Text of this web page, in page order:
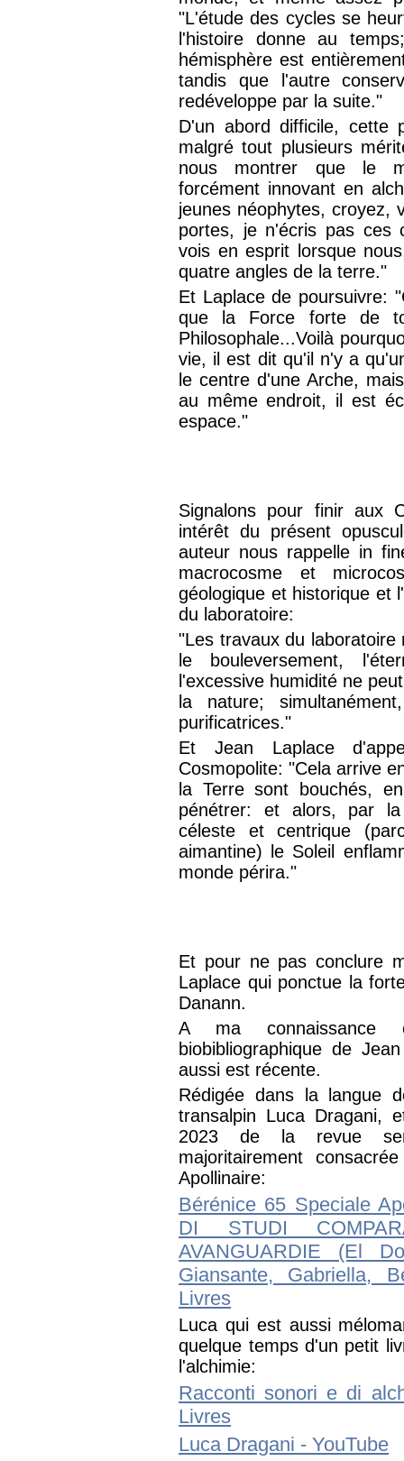
"L'étude des cycles se
l'histoire donne au
hémisphère est
tandis que l'autre
redéveloppe par la suite."
D'un abord difficile, cette
malgré tout plusieurs
nous montrer que le
forcément innovant en
jeunes néophytes, croyez,
portes, je n'écris pas ces
vois en esprit lorsque
quatre angles de la terre."
Et Laplace de poursuivre:
que la Force forte de
Philosophale...Voilà
vie, il est dit qu'il n'y a
le centre d'une Arche,
au même endroit, il est
espace."
Signalons pour finir aux
intérêt du présent
auteur nous rappelle in
macrocosme et
géologique et historique et
du laboratoire:
"Les travaux du
le bouleversement,
l'excessive humidité ne
la nature;
purificatrices."
Et Jean Laplace
Cosmopolite: "Cela arrive
la Terre sont bouchés,
pénétrer: et alors, par la
céleste et centrique
aimantine) le Soleil
monde périra."
Et pour ne pas conclure
Laplace qui ponctue la
Danann.
A ma connaissance
biobibliographique de
aussi est récente.
Rédigée dans la langue
transalpin Luca Dragani,
2023 de la revue
majoritairement
Apollinaire:
Bérénice 65 Speciale
DI STUDI
AVANGUARDIE (El
Giansante, Gabriella,
Livres
Luca qui est aussi
quelque temps d'un petit
l'alchimie:
Racconti sonori e di
Livres
Luca Dragani - YouTube